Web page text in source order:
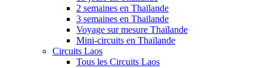
2 semaines en Thaïlande
3 semaines en Thaïlande
Voyage sur mesure Thaïlande
Mini-circuits en Thaïlande
Circuits Laos
Tous les Circuits Laos